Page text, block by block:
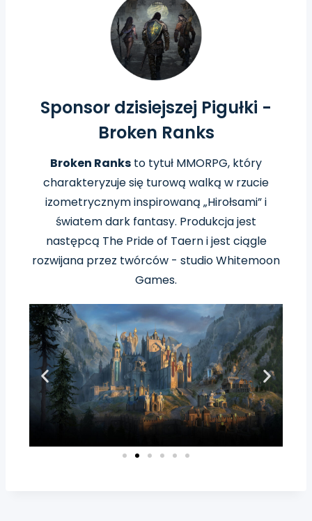
Sponsor dzisiejszej Pigułki -
Broken Ranks
Broken Ranks to tytuł MMORPG, który
charakteryzuje się turową walką w rzucie
izometrycznym inspirowaną „Hirołsami” i
światem dark fantasy. Produkcjajest
następcą The Pride of Taern i jest ciągle
rozwijana przez twórców - studio Whitemoon
Games.